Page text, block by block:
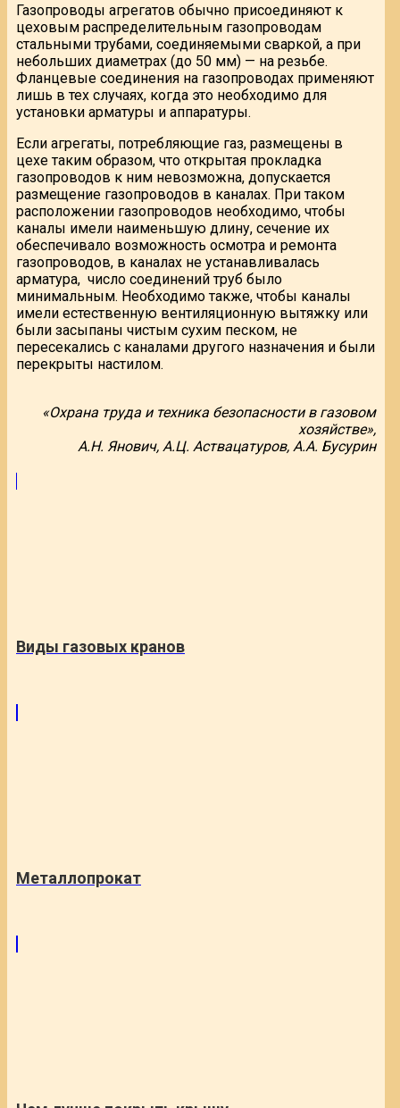
Газопроводы агрегатов обычно присоединяют к
цеховым распределительным газопроводам
стальными трубами, соединяемыми сваркой, а при
небольших диаметрах (до 50 мм) — на резьбе.
Фланцевые соединения на газопроводах применяют
лишь в тех случаях, когда это необходимо для
установки арматуры и аппаратуры.
Если агрегаты, потребляющие газ, размещены в
цехе таким образом, что открытая прокладка
газопроводов к ним невозможна, допускается
размещение газопроводов в каналах. При таком
расположении газопроводов необходимо, чтобы
каналы имели наименьшую длину, сечение их
обеспечивало возможность осмотра и ремонта
газопроводов, в каналах не устанавливалась
арматура, число соединений труб было
минимальным. Необходимо также, чтобы каналы
имели естественную вентиляционную вытяжку или
были засыпаны чистым сухим песком, не
пересекались с каналами другого назначения и были
перекрыты настилом.
«Охрана труда и техника безопасности в газовом
хозяйстве»,
А.Н. Янович, А.Ц. Аствацатуров, А.А. Бусурин
Виды газовых кранов
Металлопрокат